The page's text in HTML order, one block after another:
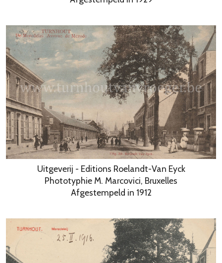
Uitgeverij - Editions Roelandt-Van Eyck
Phototyphie M. Marcovici, Bruxelles
Afgestempeld in 1912